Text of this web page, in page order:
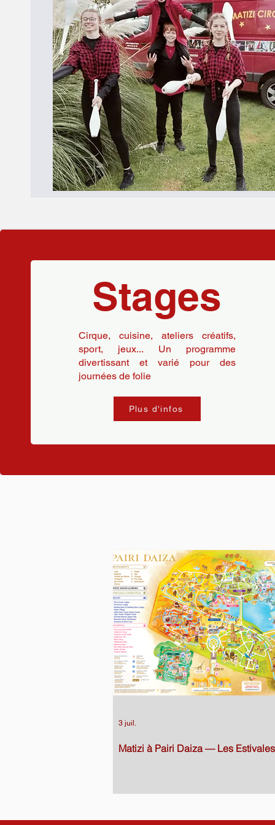
Stages
Cirque, cuisine, ateliers créatifs,
sport, jeux... Un programme
divertissant et varié pour des
journées de folie
Plus d'infos
Matizi à Pairi Daiza — Les
3 juil.